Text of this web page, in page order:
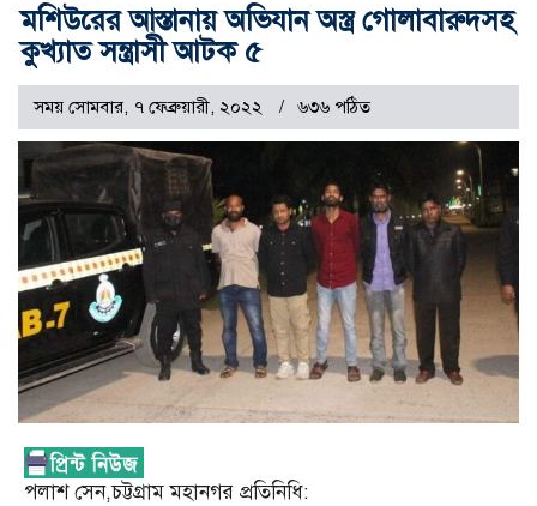
মশিউরের আস্তানায় অভিযান অস্ত্র গোলাবারুদসহ
কুখ্যাত সন্ত্রাসী আটক ৫
সময় সোমবার, ৭ ফেব্রুয়ারী, ২০২২ ৬৩৬ পঠিত
পলাশ সেন,চট্টগ্রাম মহানগর প্রতিনিধি: